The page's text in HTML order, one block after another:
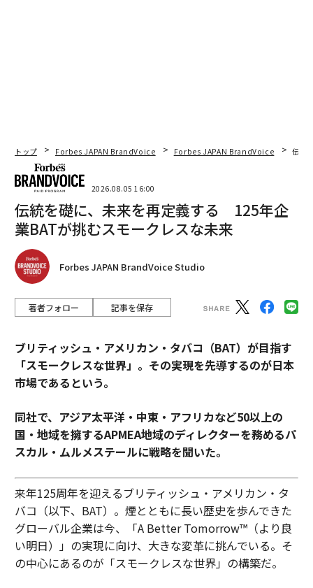
トップ Forbes JAPAN BrandVoice Forbes JAPAN BrandVoice 伝統
2026.08.05 16:00
伝統を礎に、未来を再定義する 125年企
業BATが挑むスモークレスな未来
Forbes JAPAN BrandVoice Studio
著者フォロー 記事を保存
ブリティッシュ・アメリカン・タバコ（BAT）が目指す
「スモークレスな世界」。その実現を先導するのが日本
市場であるという。
同社で、アジア太平洋・中東・アフリカなど50以上の
国・地域を擁するAPMEA地域のディレクターを務めるパ
スカル・ムルメステールに戦略を聞いた。
来年125周年を迎えるブリティッシュ・アメリカン・タ
バコ（以下、BAT）。煙とともに長い歴史を歩んできた
グローバル企業は今、「A Better Tomorrow™（より良
い明日）」の実現に向け、大きな変革に挑んでいる。そ
の中心にあるのが「スモークレスな世界」の構築だ。